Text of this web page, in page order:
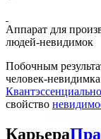
Аппарат для
людей-невидимок
Побочным
человек-
свойство
Карьера